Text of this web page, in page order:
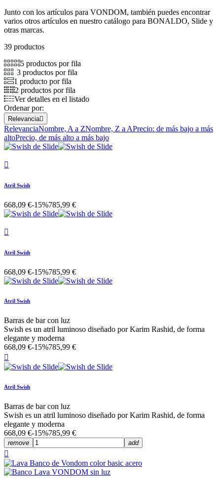
Junto con los artículos para VONDOM, también puedes encontrar
varios otros artículos en nuestro catálogo para BONALDO, Slide y
otras marcas.
39 productos
5 productos por fila
3 productos por fila
1 producto por fila
2 productos por fila
Ver detalles en el listado
Ordenar por:
Relevancia
RelevanciaNombre, A a ZNombre, Z a APrecio: de más bajo a más
altoPrecio, de más alto a más bajo

Atril Swish
668,09 €-15%785,99 €

Atril Swish
668,09 €-15%785,99 €
Atril Swish
Barras de bar con luz
Swish es un atril luminoso diseñado por Karim Rashid, de forma
elegante y moderna
668,09 €-15%785,99 €

Atril Swish
Barras de bar con luz
Swish es un atril luminoso diseñado por Karim Rashid, de forma
elegante y moderna
668,09 €-15%785,99 €
remove add
